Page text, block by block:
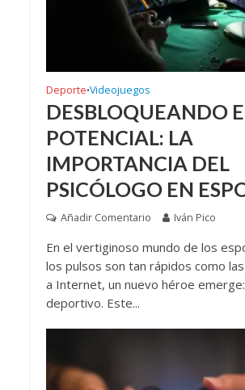
Deporte•Videojuegos
DESBLOQUEANDO
POTENCIAL: LA
IMPORTANCIA DEL
PSICÓLOGO EN
Añadir Comentario Iván Pico
En el vertiginoso mundo de los
los pulsos son tan rápidos como
a Internet, un nuevo héroe
deportivo. Este...